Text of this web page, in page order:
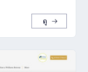
ดู